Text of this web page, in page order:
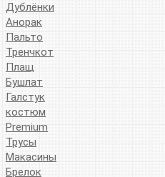
Дублёнки
Анорак
Пальто
Тренчкот
Плащ
Бушлат
Галстук
костюм
Premium
Трусы
Макасины
Брелок